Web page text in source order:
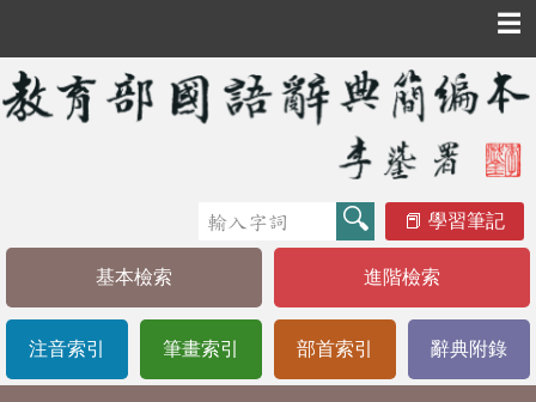
☰
學習筆記
基本檢索 進階檢索
注音索引 筆畫索引 部首索引 辭典附錄